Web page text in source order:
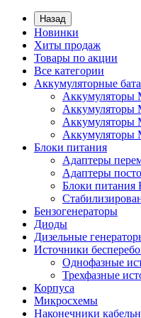
Назад
Новинки
Хиты продаж
Товары по акции
Все категории
Аккумуляторные
Аккумуляторы
Аккумуляторы
Аккумуляторы
Аккумуляторы
Блоки питания
Адаптеры
Адаптеры
Блоки питания
Бензогенераторы
Диоды
Дизельные
Источники
Однофазные
Трехфазные
Корпуса
Микросхемы
Наконечники